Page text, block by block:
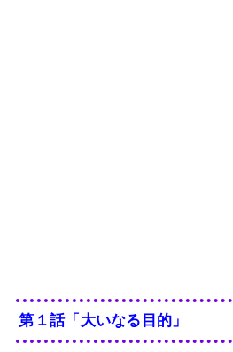
第１話「大いなる目的」